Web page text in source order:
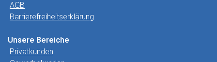
AGB
Barrierefreiheitserklärung
Unsere Bereiche
Privatkunden